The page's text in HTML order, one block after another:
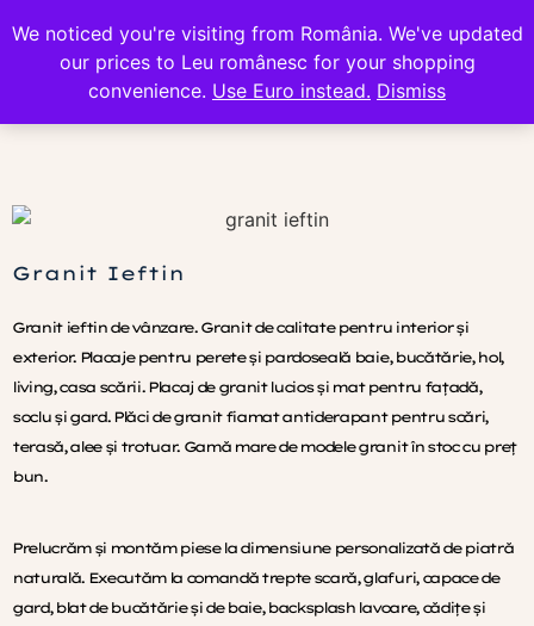
0
Granit Ieftin
Granit ieftin de vânzare. Granit de calitate pentru interior și
exterior. Placaje pentru perete și pardoseală baie, bucătărie, hol,
living, casa scării. Placaj de granit lucios și mat pentru fațadă,
soclu și gard. Plăci de granit fiamat antiderapant pentru scări,
terasă, alee și trotuar. Gamă mare de modele granit în stoc cu preț
bun.
Prelucrăm și montăm piese la dimensiune personalizată de piatră
naturală. Executăm la comandă trepte scară, glafuri, capace de
gard, blat de bucătărie și de baie, backsplash lavoare, cădițe și
We noticed you're visiting from România. We've updated
our prices to Leu românesc for your shopping
convenience. Use Euro instead. Dismiss